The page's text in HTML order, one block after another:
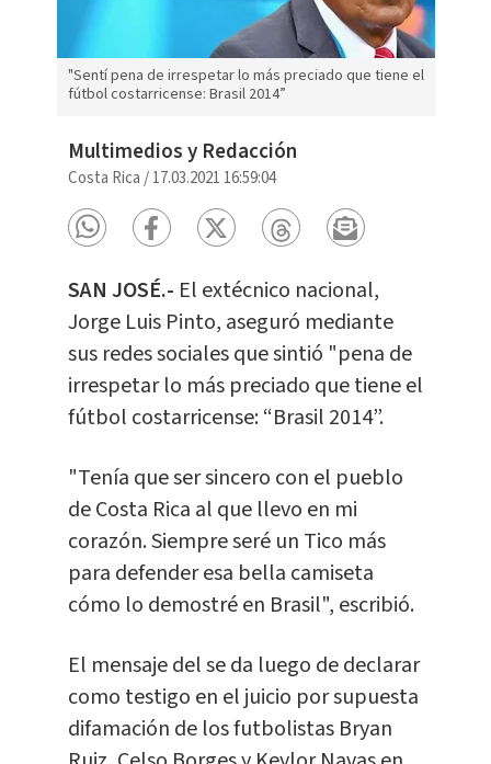
"Sentí pena de irrespetar lo más preciado que tiene el
fútbol costarricense: Brasil 2014”
Multimedios y Redacción
Costa Rica /17.03.2021 16:59:04
SAN JOSÉ.- El extécnico nacional,
Jorge Luis Pinto, aseguró mediante
sus redes sociales que sintió "pena de
irrespetar lo más preciado que tiene el
fútbol costarricense: “Brasil 2014”.
"Tenía que ser sincero con el pueblo
de Costa Rica al que llevo en mi
corazón. Siempre seré un Tico más
para defender esa bella camiseta
cómo lo demostré en Brasil", escribió.
El mensaje del se da luego de declarar
como testigo en el juicio por supuesta
difamación de los futbolistas Bryan